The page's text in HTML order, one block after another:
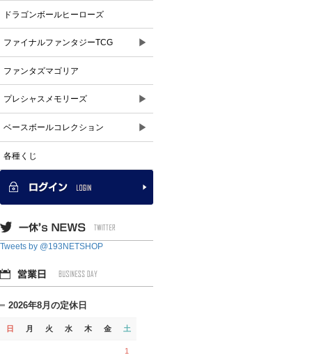
ドラゴンボールヒーローズ
ファイナルファンタジーTCG ▶
ファンタズマゴリア
プレシャスメモリーズ ▶
ベースボールコレクション ▶
各種くじ
Tweets by @193NETSHOP
2026年8月の定休日
日 月 火 水 木 金 土
1